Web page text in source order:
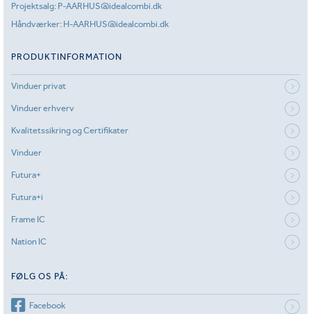
Projektsalg: P-AARHUS@idealcombi.dk
Håndværker: H-AARHUS@idealcombi.dk
PRODUKTINFORMATION
Vinduer privat
Vinduer erhverv
Kvalitetssikring og Certifikater
Vinduer
Futura+
Futura+i
Frame IC
Nation IC
FØLG OS PÅ:
Facebook